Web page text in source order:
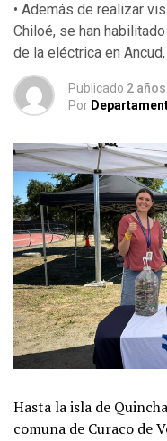
• Además de realizar
Chiloé, se han
de la eléctrica en
Publicado 2
Por
Hasta la isla de
comuna de Curaco de